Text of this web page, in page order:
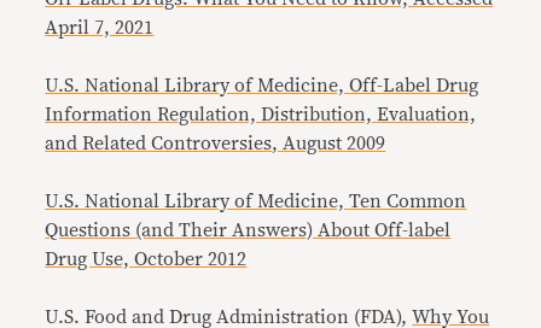
April 7, 2021
U.S. National Library of Medicine,Off-Label Drug
Information Regulation, Distribution, Evaluation,
and Related Controversies, August 2009
U.S. National Library of Medicine,Ten Common
Questions (and Their Answers) About Off-label
Drug Use, October 2012
U.S. Food and Drug Administration (FDA),Why You